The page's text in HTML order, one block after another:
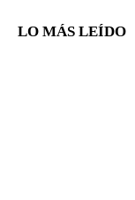
LO MÁS LEÍDO